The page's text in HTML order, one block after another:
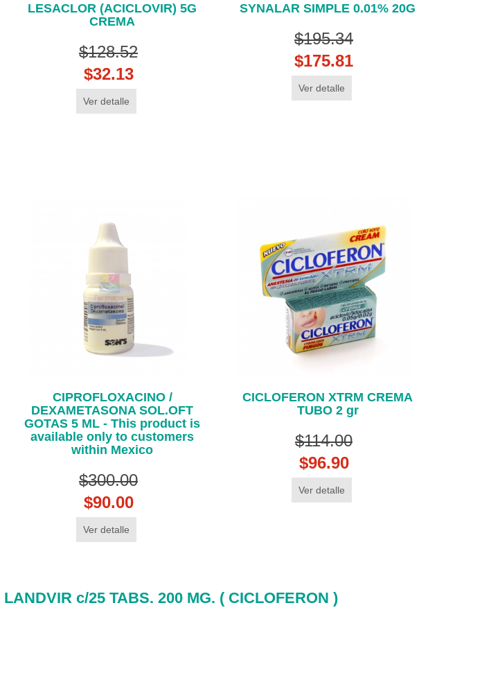
LESACLOR (ACICLOVIR) 5G
CREMA
$128.52
$32.13
Ver detalle
SYNALAR SIMPLE 0.01% 20G
$195.34
$175.81
Ver detalle
CIPROFLOXACINO /
DEXAMETASONA SOL.OFT
GOTAS 5 ML - This product is
available only to customers
within Mexico
$300.00
$90.00
Ver detalle
CICLOFERON XTRM CREMA
TUBO 2 gr
$114.00
$96.90
Ver detalle
LANDVIR c/25 TABS. 200 MG. ( CICLOFERON )